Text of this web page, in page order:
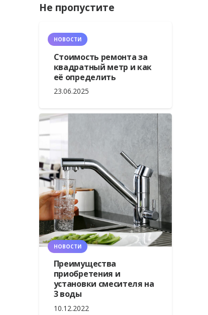
Не пропустите
НОВОСТИ
Стоимость ремонта за
квадратный метр и как
её определить
23.06.2025
НОВОСТИ
Преимущества
приобретения и
установки смесителя на
3 воды
10.12.2022